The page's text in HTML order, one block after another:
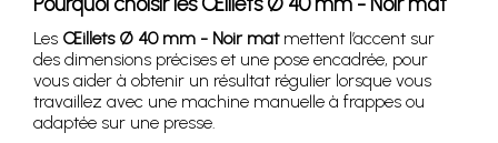
Les Œillets Ø 40 mm - Noir matmettent l’accent sur
des dimensions précises et une pose encadrée, pour
vous aider à obtenir un résultat régulier lorsque vous
travaillez avec une machine manuelle à frappes ou
adaptée sur une presse.